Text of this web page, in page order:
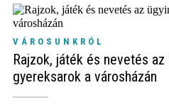
VÁROSUNKRÓL
Rajzok, játék és nevetés
gyereksarok a városházán